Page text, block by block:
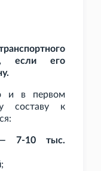
если его
и в первом
составу к
7-10
тыс.
;